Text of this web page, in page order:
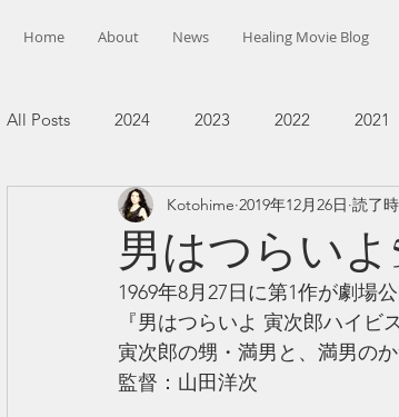
Home About News Healing Movie Blog
All Posts 2024 2023 2022 2021
男はつらい
Kotohime 2019年12月26日 読了
1969年8月27日に第1作が劇場
『男はつらいよ 寅次郎ハイ
寅次郎の甥・満男と、満男の
監督：山田洋次